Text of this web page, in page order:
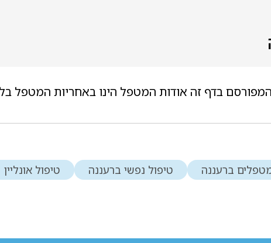
בדף זה אודות המטפל הינו באחריות המטפל
ברעננה טיפול נפשי ברעננה טיפול אונליין